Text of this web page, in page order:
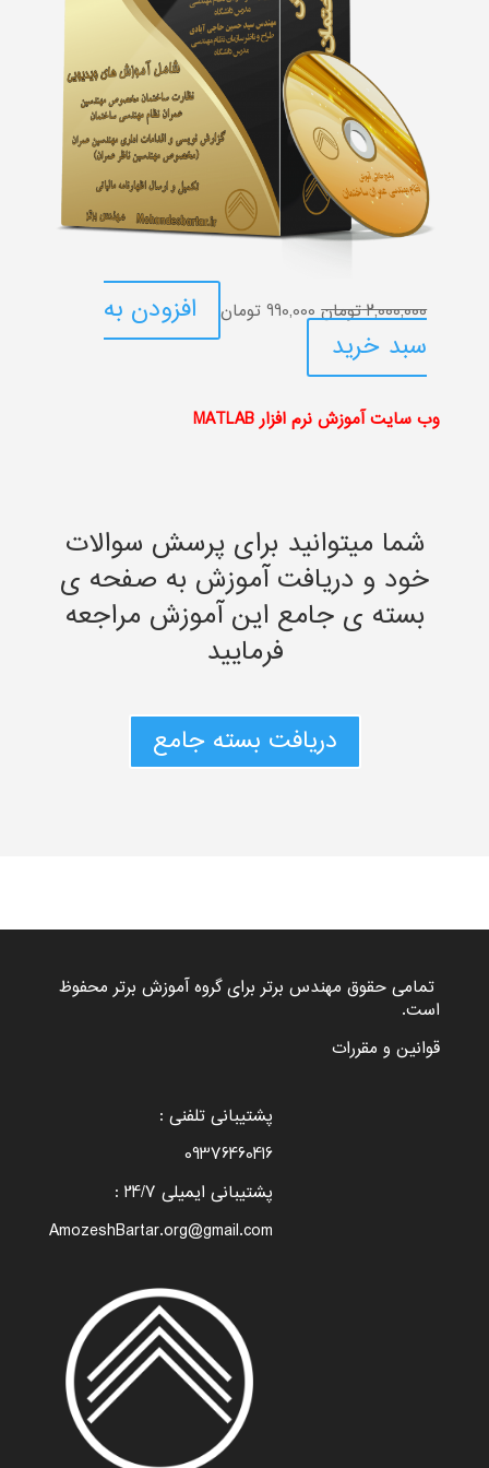
2,000,000تومان قیمت
اصلی:
2,000,000 تومان
بود.
990,000تومان قیمت
فعلی:
990,000 تومان.
افزودن به
سبد خرید
وب سایت آموزش نرم افزار MATLAB
شما میتوانید برای پرسش سوالات
خود و دریافت آموزش به صفحه ی
بسته ی جامع این آموزش مراجعه
فرمایید
دریافت بسته جامع
تمامی حقوق مهندس برتر برای گروهآموزش برترمحفوظ
است.
قوانین و مقررات
پشتیبانی تلفنی :
09376460416
پشتیبانی ایمیلی 24/7 :
AmozeshBartar.org@gmail.com